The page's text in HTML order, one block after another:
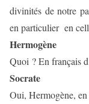
divinités de notre
en particulier en
Hermogène
Quoi ? En français
Socrate
Oui, Hermogène,